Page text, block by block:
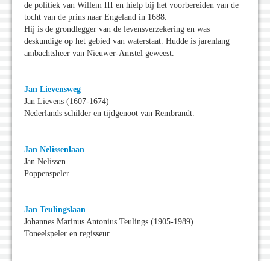
de politiek van Willem III en hielp bij het voorbereiden van de
tocht van de prins naar Engeland in 1688.
Hij is de grondlegger van de levensverzekering en was
deskundige op het gebied van waterstaat. Hudde is jarenlang
ambachtsheer van Nieuwer-Amstel geweest.
Jan Lievensweg
Jan Lievens (1607-1674)
Nederlands schilder en tijdgenoot van Rembrandt.
Jan Nelissenlaan
Jan Nelissen
Poppenspeler.
Jan Teulingslaan
Johannes Marinus Antonius Teulings (1905-1989)
Toneelspeler en regisseur.